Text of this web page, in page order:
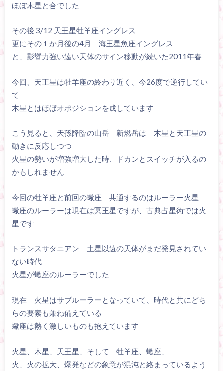
ほぼ木星と合でした
その後 3/12 天王星牡羊座イングレス
更にその１か月後の4月 海王星魚座イングレス
と、影響力強い遠い天体のサイン移動が続いた2011年春
今回、天王星は牡羊座の終わり近く、今26度で逆行してい
て
木星とはほぼオポジションを成しています
こう見ると、天孫降臨の山岳 新燃岳は 木星と天王星の
動きに反応しつつ
火星の勢いが増強増大した時、ドカンとスイッチが入るの
かもしれません
今回の牡羊座と前回の蠍座 共通するのはルーラー火星
蠍座のルーラーは現在は冥王星ですが、古典占星術では火
星です
トランスサタニアン 土星以遠の天体がまだ発見されてい
ない時代
火星が蠍座のルーラーでした
現在 火星はサブルーラーとなっていて、時代と共にどち
らの要素も兼ね備えている
蠍座は熱く激しいものも抱えています
火星、木星、天王星、そして 牡羊座、蠍座、
火、火の拡大、爆発などの象意が混沌と絡まっているよう